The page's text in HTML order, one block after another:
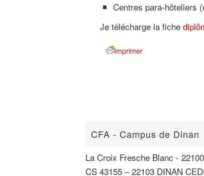
Centres para-hôteliers
Je télécharge la fiche
Imprimer
CFA - Campus de Dinan
La Croix Fresche Blanc -
CS 43155 – 22103 DINAN